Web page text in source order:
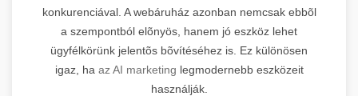
konkurenciával. A webáruház azonban nemcsak ebbõl
a szempontból elõnyös, hanem jó eszköz lehet
ügyfélkörünk jelentõs bõvítéséhez is. Ez különösen
igaz, ha az AI marketing legmodernebb eszközeit
használják.